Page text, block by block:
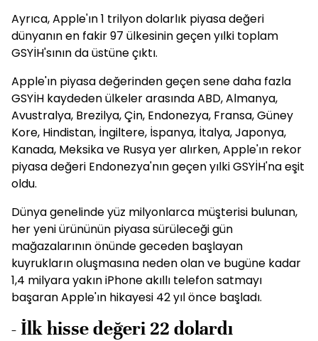
Ayrıca, Apple'ın 1 trilyon dolarlık piyasa değeri
dünyanın en fakir 97 ülkesinin geçen yılki toplam
GSYİH'sının da üstüne çıktı.
Apple'ın piyasa değerinden geçen sene daha fazla
GSYİH kaydeden ülkeler arasında ABD, Almanya,
Avustralya, Brezilya, Çin, Endonezya, Fransa, Güney
Kore, Hindistan, İngiltere, İspanya, İtalya, Japonya,
Kanada, Meksika ve Rusya yer alırken, Apple'ın rekor
piyasa değeri Endonezya'nın geçen yılki GSYİH'na eşit
oldu.
Dünya genelinde yüz milyonlarca müşterisi bulunan,
her yeni ürününün piyasa sürüleceği gün
mağazalarının önünde geceden başlayan
kuyrukların oluşmasına neden olan ve bugüne kadar
1,4 milyara yakın iPhone akıllı telefon satmayı
başaran Apple'ın hikayesi 42 yıl önce başladı.
- İlk hisse değeri 22 dolardı